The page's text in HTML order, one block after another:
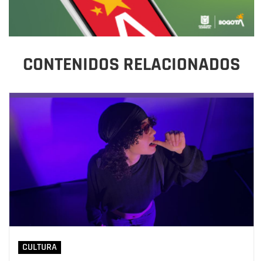
CONTENIDOS RELACIONADOS
CULTURA